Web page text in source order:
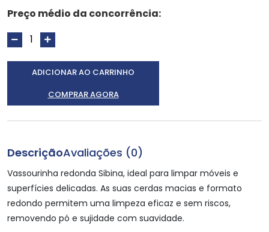
Preço médio da concorrência:
ADICIONAR AO CARRINHO
COMPRAR AGORA
DescriçãoAvaliações (0)
Vassourinha redonda Sibina, ideal para limpar móveis e
superfícies delicadas. As suas cerdas macias e formato
redondo permitem uma limpeza eficaz e sem riscos,
removendo pó e sujidade com suavidade.